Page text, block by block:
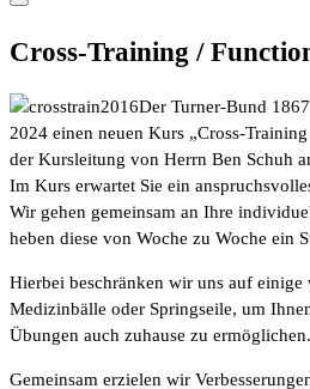
Cross-Training /
Der Turner-Bund
2024 einen neuen Kurs „Cross-
der Kursleitung von Herrn Ben Schuh
Im Kurs erwartet Sie ein
Wir gehen gemeinsam an Ihre
heben diese von Woche zu Woche ein
Hierbei beschränken wir uns auf
Medizinbälle oder Springseile, um
Übungen auch zuhause zu ermöglichen.
Gemeinsam erzielen wir